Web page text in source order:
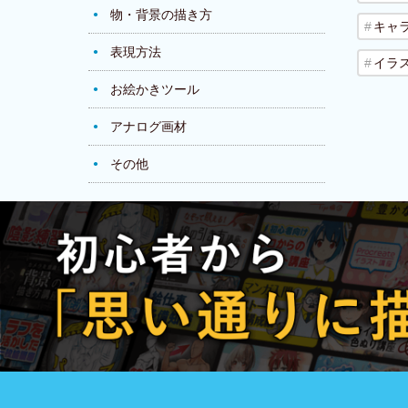
物・背景の描き方
表現方法
お絵かきツール
アナログ画材
その他
キャ
イラ